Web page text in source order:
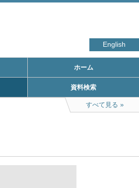
English
ホーム
資料検索
すべて見る